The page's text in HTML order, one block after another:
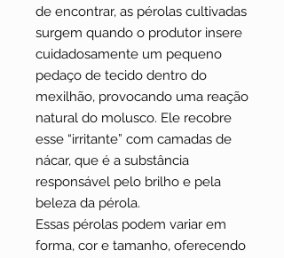
de encontrar, as pérolas cultivadas
surgem quando o produtor insere
cuidadosamente um pequeno
pedaço de tecido dentro do
mexilhão, provocando uma reação
natural do molusco. Ele recobre
esse “irritante” com camadas de
nácar, que é a substância
responsável pelo brilho e pela
beleza da pérola.
Essas pérolas podem variar em
forma, cor e tamanho, oferecendo